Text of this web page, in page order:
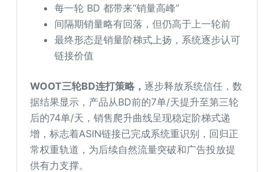
每一轮 BD 都带来“销量高峰”
间隔期销量略有回落，但仍高于上一轮前
最终形态是销量阶梯式上扬，系统逐步认可
链接价值
WOOT三轮BD连打策略，逐步释放系统信任，数
据结果显示，产品从BD前的7单/天提升至第三轮
后的74单/天，销售爬升曲线呈现稳定阶梯式递
增，标志着ASIN链接已完成系统重识别，回归正
常权重轨道，为后续自然流量突破和广告投放提
供有力支撑。